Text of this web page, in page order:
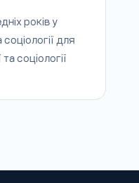
років у
для
соціології